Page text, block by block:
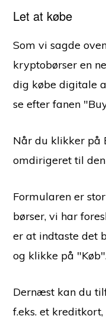
Let at købe
Som vi sagde
kryptobørser en
dig købe digitale
se efter fanen
Når du klikker på
omdirigeret til
Formularen er
børser, vi har
er at indtaste det
og klikke på
Dernæst kan du
f.eks. et